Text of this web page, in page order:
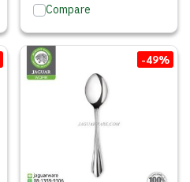
Compare
-49%